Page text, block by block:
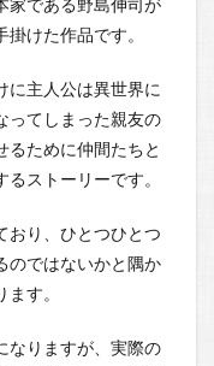
家である野島伸司が
けた作品です。
に主人公は異世界に
ってしまった親友の
るために仲間たちと
ストーリーです。
おり、ひとつひとつ
のではないかと隅か
す。
なりますが、実際の